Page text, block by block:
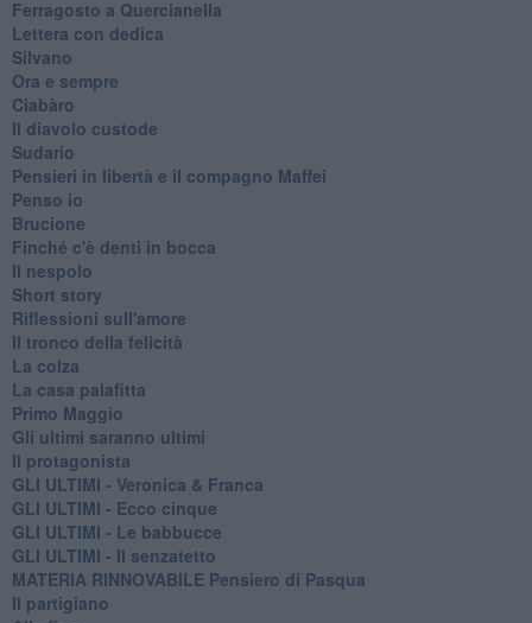
Ferragosto a Quercianella
Lettera con dedica
Silvano
Ora e sempre
Ciabàro
Il diavolo custode
Sudario
Pensieri in libertà e il compagno Maffei
Penso io
Brucione
Finché c'è denti in bocca
Il nespolo
Short story
Riflessioni sull'amore
Il tronco della felicità
La colza
La casa palafitta
Primo Maggio
Gli ultimi saranno ultimi
Il protagonista
GLI ULTIMI - Veronica & Franca
GLI ULTIMI - Ecco cinque
GLI ULTIMI - Le babbucce
GLI ULTIMI - Il senzatetto
MATERIA RINNOVABILE Pensiero di Pasqua
Il partigiano